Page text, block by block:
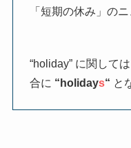
「短期の休み」の
“holiday” に関して
合に “holidays“ と